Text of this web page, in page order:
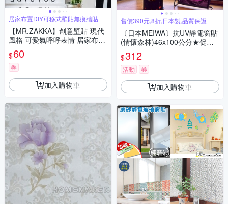
居家布置DIY可移式壁貼無痕牆貼
【MR.ZAKKA】創意壁貼-現代
風格 可愛氣呼呼表情 居家布置
DIY可移式壁貼 無痕壁貼 牆貼
$60
券
加入購物車
售價390元,8折,日本製,品質保證
〔日本MEIWA〕抗UV靜電窗貼
(情懷森林)46x100公分★促銷
★
$312
活動 券
加入購物車